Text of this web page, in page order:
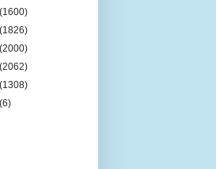
(1600)
(1826)
(2000)
(2062)
(1308)
(6)